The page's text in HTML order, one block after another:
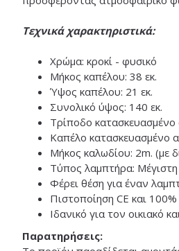
Τεχνικά χαρακτηριστικά:
Χρώμα: κροκί - φυσικό
Μήκος καπέλου: 38 εκ.
Ύψος καπέλου: 21 εκ.
Συνολικό ύψος: 140 εκ.
Τρίποδο κατασκευασμένο
Καπέλο κατασκευασμένο
Μήκος καλωδίου: 2m. (με
Τύπος λαμπτήρα:
Φέρει θέση για έναν
Πιστοποίηση CE και
Ιδανικό για τον οικιακό
Παρατηρήσεις: